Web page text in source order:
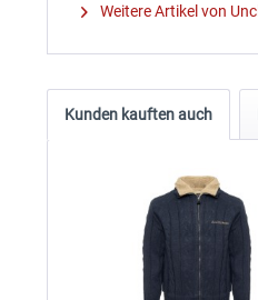
Weitere Artikel von
Kunden kauften auch